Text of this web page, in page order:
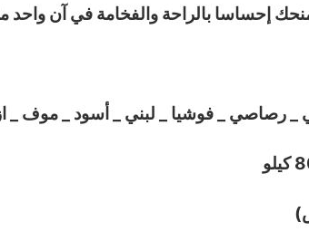
إحساسا بالراحة والفخامة في آن
_ رصاصي _ فوشيا _ لبني _ أسود _ موف _